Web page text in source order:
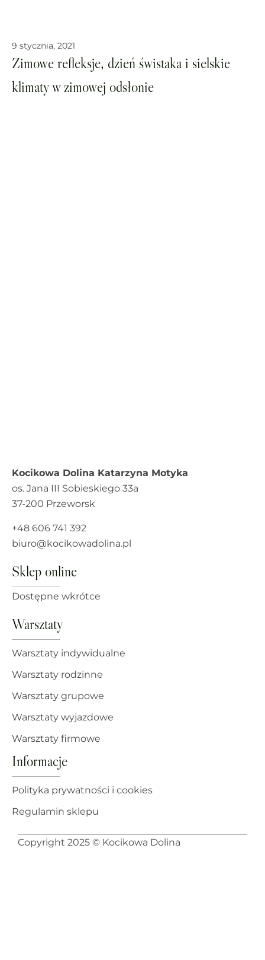
9 stycznia, 2021
Zimowe refleksje, dzień świstaka i sielskie
klimaty w zimowej odsłonie
Kocikowa Dolina Katarzyna Motyka
os. Jana III Sobieskiego 33a
37-200 Przeworsk
+48 606 741 392
biuro@kocikowadolina.pl
Sklep online
Dostępne wkrótce
Warsztaty
Warsztaty indywidualne
Warsztaty rodzinne
Warsztaty grupowe
Warsztaty wyjazdowe
Warsztaty firmowe
Informacje
Polityka prywatności i cookies
Regulamin sklepu
Copyright 2025 © Kocikowa Dolina